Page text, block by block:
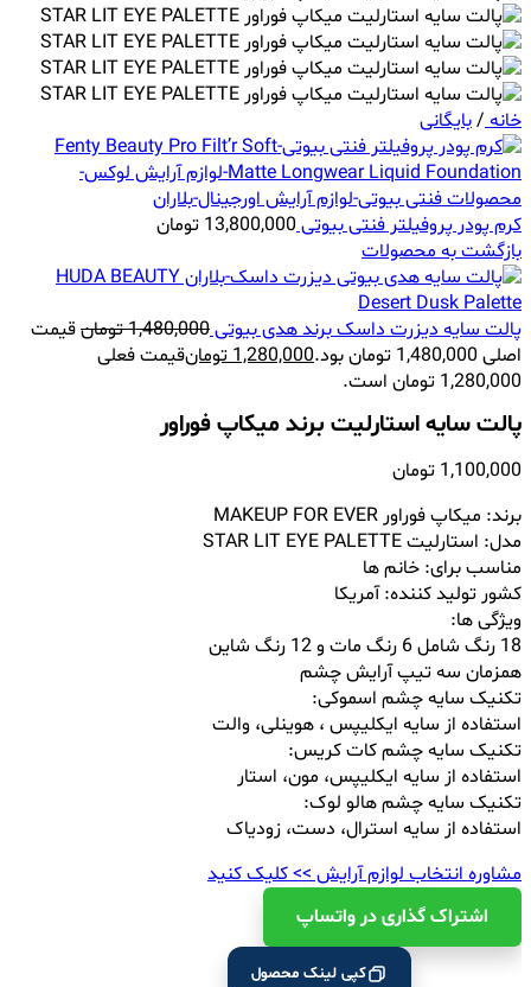
خانه/بایگانی
کرم پودر پروفیلتر فنتی بیوتی13,800,000 تومان
بازگشت به محصولات
پالت سایه دیزرت داسک برند هدی بیوتی1,480,000تومانقیمت
اصلی 1,480,000 تومان بود.
1,280,000تومانقیمت فعلی
1,280,000 تومان است.
پالت سایه استارلیت برند میکاپ فوراور
1,100,000 تومان
برند: میکاپ فوراور MAKEUP FOR EVER
مدل: استارلیتSTAR LIT EYE PALETTE
مناسب برای: خانم ها
کشور تولید کننده: آمریکا
ویژگی ها:
18 رنگ شامل 6 رنگ مات و 12 رنگ شاین
همزمان سه تیپ آرایش چشم
تکنیک سایه چشم اسموکی:
استفاده از سایه ایکلیپس ، هوینلی، والت
تکنیک سایه چشم کات کریس:
استفاده از سایه ایکلیپس، مون، استار
تکنیک سایه چشم هالو لوک:
استفاده از سایه استرال، دست، زودیاک
مشاوره انتخاب لوازم آرایش >> کلیک کنید
اشتراک ‌گذاری در واتساپ
کپی لینک محصول